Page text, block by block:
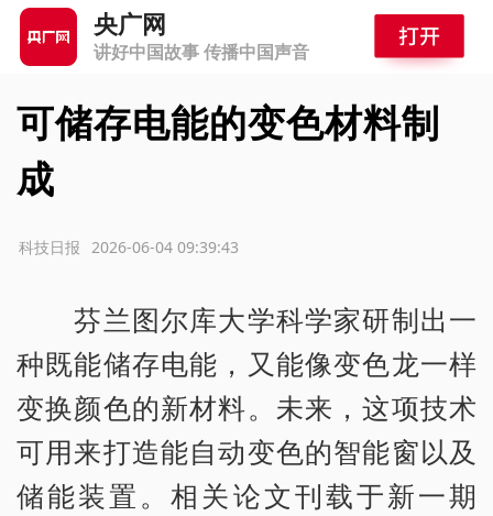
央广网
讲好中国故事 传播中国声音
可储存电能的变色材料制
成
2026-06-04 09:39:43
科技日报
芬兰图尔库大学科学家研制出一
种既能储存电能，又能像变色龙一样
变换颜色的新材料。未来，这项技术
可用来打造能自动变色的智能窗以及
储能装置。相关论文刊载于新一期